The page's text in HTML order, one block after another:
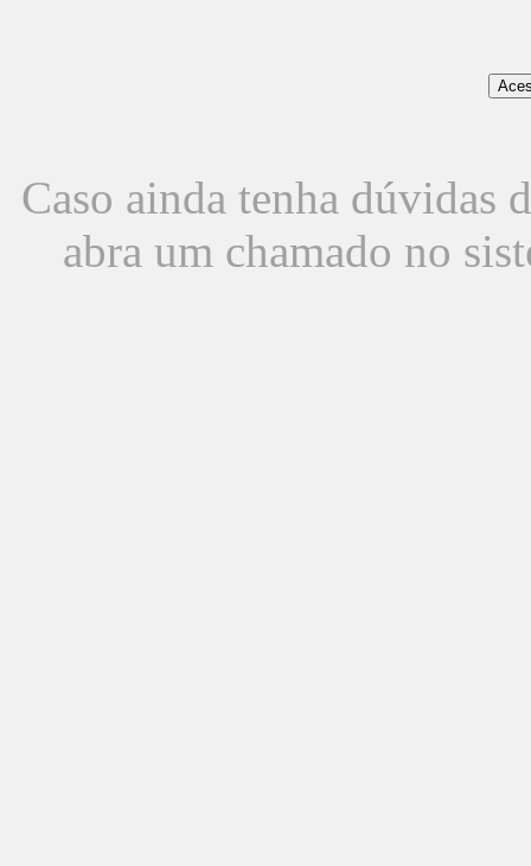
Caso ainda tenha dúvidas
abra um chamado no